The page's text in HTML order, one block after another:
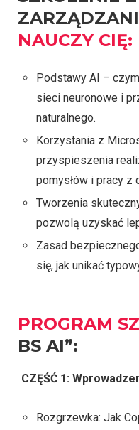
NAUCZY CIĘ:
Podstawy AI –
sieci neuronowe i
naturalnego.
Korzystania z
przyspieszenia
pomysłów i pracy z
Tworzenia
pozwolą uzyskać
Zasad
się, jak unikać
PROGRAM
BS AI”:
CZĘŚĆ 1:
Rozgrzewka: Jak